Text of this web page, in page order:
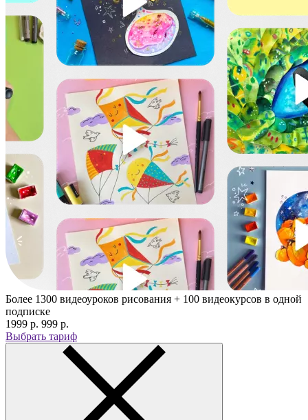
Более 1300 видеоуроков рисования + 100 видеокурсов в одной
подписке
1999 p. 999 p.
Выбрать тариф